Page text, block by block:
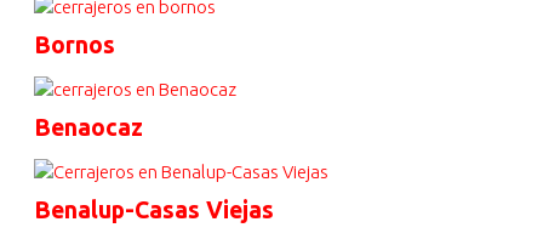
Bornos
Benaocaz
Benalup-Casas Viejas